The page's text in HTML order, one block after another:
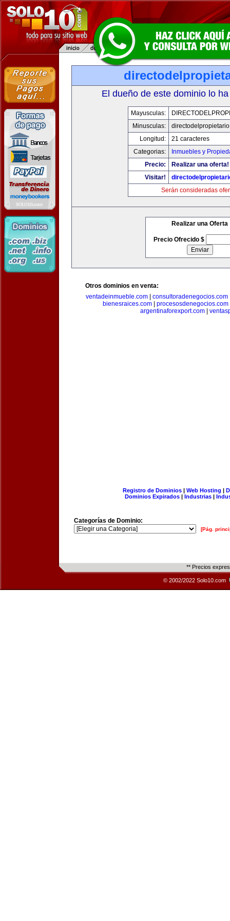
El dueño de este dominio lo
Mayusculas:
Minusculas:
Longitud:
21 caracteres
Categorias:
Inmuebles y
Precio:
Realizar una oferta!
Visitar!
Serán consideradas
Realizar una Oferta
Precio Ofrecido $
Otros dominios en venta:
ventadeinmueble.com| consultoradenegocios.com
bienesraices.com
procesosdenegocios.com
argentinaforexport.com|
Registro de Dominios| Web Hosting |
Dominios Expirados | Industrias |
Categorías de Dominio:
[Pág.
** Precios
© 2002/2022 Solo10.com